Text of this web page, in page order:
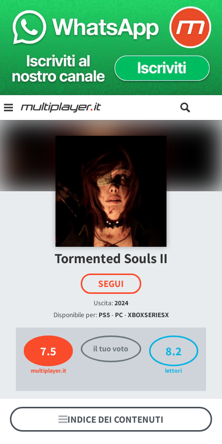
Tormented Souls II
SEGUI
Uscita:2024
Disponibile per: PS5- PC-XBOXSERIESX
7.5
multiplayer.it
il tuo voto 8.2
lettori
INDICE DEI CONTENUTI